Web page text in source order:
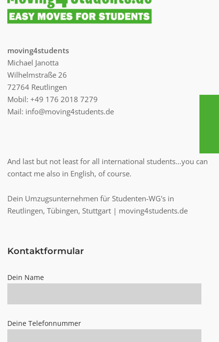
moving4students
Michael Janotta
Wilhelmstraße 26
72764 Reutlingen
Mobil: +49 176 2018 7279
Mail: info@moving4students.de
And last but not least for all international students...you can
contact me also in English, of course.
Dein Umzugsunternehmen für Studenten-WG's in
Reutlingen, Tübingen, Stuttgart | moving4students.de
Kontaktformular
Dein Name
Deine Telefonnummer